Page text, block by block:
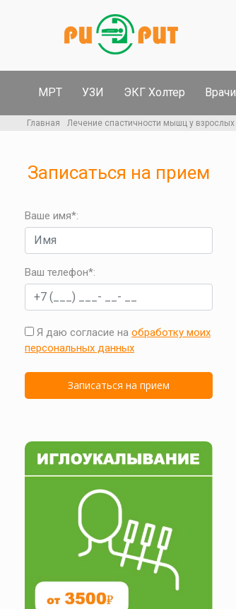
МРТ УЗИ ЭКГ Холтер Врачи
Главная Лечение спастичности мышц у взрослых
Записаться на прием
Ваше имя*:
Ваш телефон*:
Я даю согласие на обработку моих
персональных данных